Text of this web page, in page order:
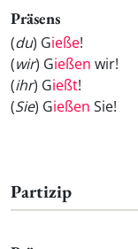
Präsens
(du) Gieße!
(wir) Gießen wir!
(ihr) Gießt!
(Sie) Gießen Sie!
Partizip